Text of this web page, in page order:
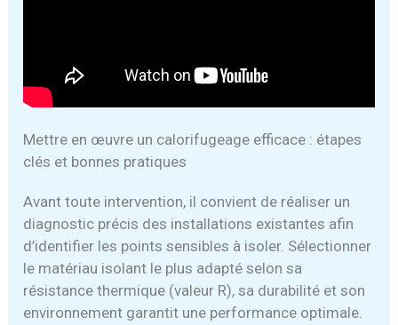
Mettre en œuvre un calorifugeage efficace : étapes
clés et bonnes pratiques
Avant toute intervention, il convient de réaliser un
diagnostic précis des installations existantes afin
d’identifier les points sensibles à isoler. Sélectionner
le matériau isolant le plus adapté selon sa
résistance thermique (valeur R), sa durabilité et son
environnement garantit une performance optimale.